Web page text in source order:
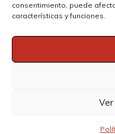
consentimiento, puede
características y funciones.
Oficinas y Taller | Calle
Automóviles Santos
Programada